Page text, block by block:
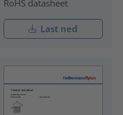
RoHS datasheet
Last ned